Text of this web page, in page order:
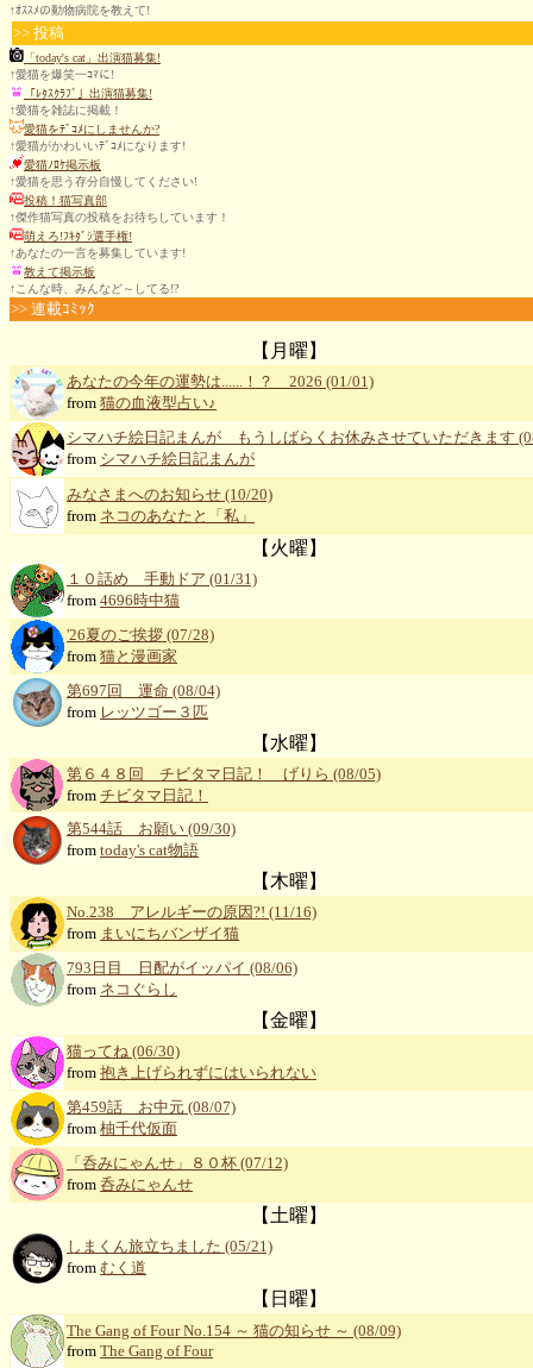
↑ｵｽｽﾒの動物病院を教えて!
>> 投稿
「today's cat」出演猫募集!
↑愛猫を爆笑一ｺﾏに!
「ﾚﾀｽｸﾗﾌﾞ」出演猫募集!
↑愛猫を雑誌に掲載！
愛猫をﾃﾞｺﾒにしませんか?
↑愛猫がかわいいﾃﾞｺﾒになります!
愛猫ﾉﾛｹ掲示板
↑愛猫を思う存分自慢してください!
投稿！猫写真部
↑傑作猫写真の投稿をお待ちしています！
萌えろ!ﾌｷﾀﾞｼ選手権!
↑あなたの一言を募集しています!
教えて掲示板
↑こんな時、みんなど～してる!?
>> 連載ｺﾐｯｸ
【月曜】
あなたの今年の運勢は......！？ 2026 (01/01)
from 猫の血液型占い♪
シマハチ絵日記まんが もうしばらくお休みさせていただきます
from シマハチ絵日記まんが
みなさまへのお知らせ (10/20)
from ネコのあなたと「私」
【火曜】
１０話め 手動ドア (01/31)
from 4696時中猫
'26夏のご挨拶 (07/28)
from 猫と漫画家
第697回 運命 (08/04)
from レッツゴー３匹
【水曜】
第６４８回 チビタマ日記！ げりら (08/05)
from チビタマ日記！
第544話 お願い (09/30)
from today's cat物語
【木曜】
No.238 アレルギーの原因?! (11/16)
from まいにちバンザイ猫
793日目 日配がイッパイ (08/06)
from ネコぐらし
【金曜】
猫ってね (06/30)
from 抱き上げられずにはいられない
第459話 お中元 (08/07)
from 柚千代仮面
「呑みにゃんせ」８０杯 (07/12)
from 呑みにゃんせ
【土曜】
しまくん旅立ちました (05/21)
from むく道
【日曜】
The Gang of Four No.154 ～ 猫の知らせ ～ (08/09)
from The Gang of Four